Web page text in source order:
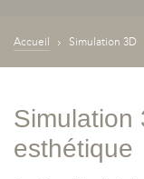
Accueil Simulation 3D
Simulation
esthétique